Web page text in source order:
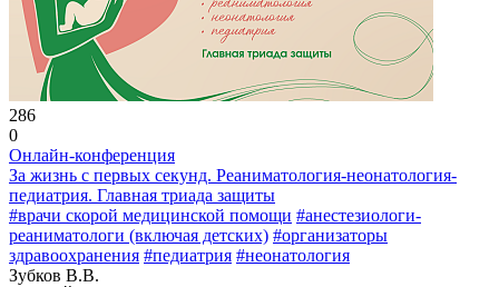
286
0
Онлайн-конференция
За жизнь с первых секунд. Реаниматология-неонатология-
педиатрия. Главная триада защиты
#врачи скорой медицинской помощи #анестезиологи-
реаниматологи (включая детских) #организаторы
здравоохранения #педиатрия #неонатология
Зубков В.В.